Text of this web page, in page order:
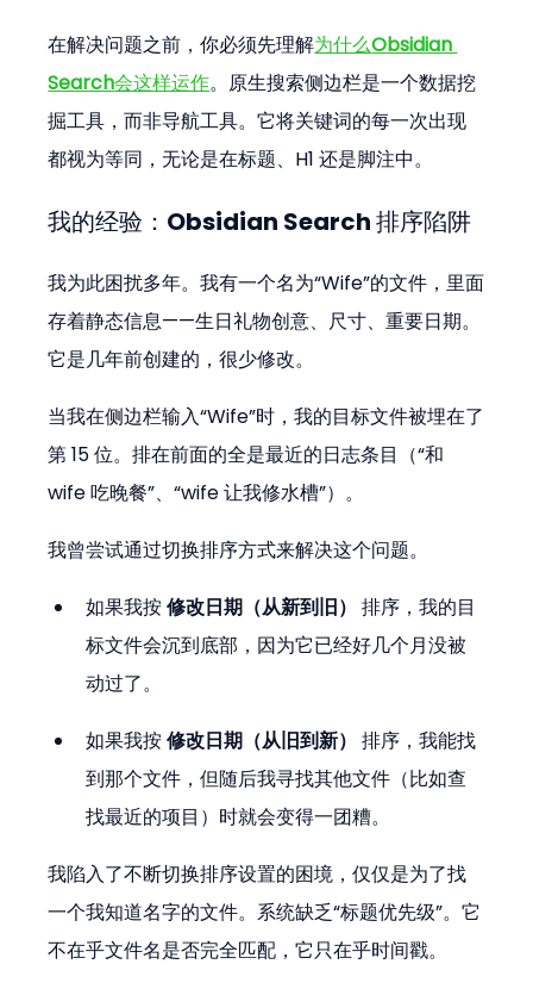
在解决问题之前，你必须先理解为什么Obsidian
Search会这样运作。原生搜索侧边栏是一个数据挖
掘工具，而非导航工具。它将关键词的每一次出现
都视为等同，无论是在标题、H1 还是脚注中。
我的经验：Obsidian Search 排序陷阱
我为此困扰多年。我有一个名为“Wife”的文件，里面
存着静态信息——生日礼物创意、尺寸、重要日期。
它是几年前创建的，很少修改。
当我在侧边栏输入“Wife”时，我的目标文件被埋在了
第 15 位。排在前面的全是最近的日志条目（“和
wife 吃晚餐”、“wife 让我修水槽”）。
我曾尝试通过切换排序方式来解决这个问题。
如果我按 修改日期（从新到旧） 排序，我的目
标文件会沉到底部，因为它已经好几个月没被
动过了。
如果我按 修改日期（从旧到新） 排序，我能找
到那个文件，但随后我寻找其他文件（比如查
找最近的项目）时就会变得一团糟。
我陷入了不断切换排序设置的困境，仅仅是为了找
一个我知道名字的文件。系统缺乏“标题优先级”。它
不在乎文件名是否完全匹配，它只在乎时间戳。